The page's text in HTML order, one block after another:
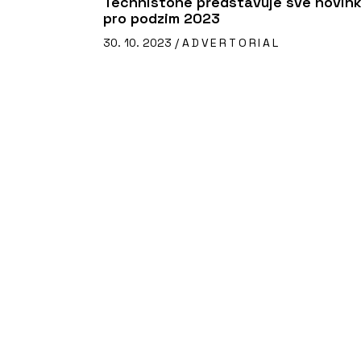
pro podzim 2023
30. 10. 2023 / ADVERTORIAL